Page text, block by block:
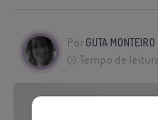
Por GUTA MONTEIRO
Tempo de